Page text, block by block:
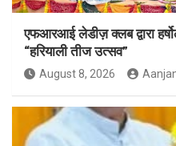
एफआरआई लेडीज़ क्लब द्वारा
“हरियाली तीज उत्सव”
August 8, 2026